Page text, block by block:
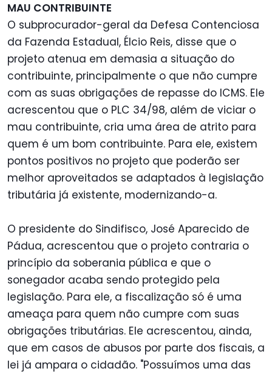
MAU CONTRIBUINTE
O subprocurador-geral da Defesa Contenciosa
da Fazenda Estadual, Élcio Reis, disse que o
projeto atenua em demasia a situação do
contribuinte, principalmente o que não cumpre
com as suas obrigações de repasse do ICMS. Ele
acrescentou que o PLC 34/98, além de viciar o
mau contribuinte, cria uma área de atrito para
quem é um bom contribuinte. Para ele, existem
pontos positivos no projeto que poderão ser
melhor aproveitados se adaptados à legislação
tributária já existente, modernizando-a.
O presidente do Sindifisco, José Aparecido de
Pádua, acrescentou que o projeto contraria o
princípio da soberania pública e que o
sonegador acaba sendo protegido pela
legislação. Para ele, a fiscalização só é uma
ameaça para quem não cumpre com suas
obrigações tributárias. Ele acrescentou, ainda,
que em casos de abusos por parte dos fiscais, a
lei já ampara o cidadão. "Possuímos uma das